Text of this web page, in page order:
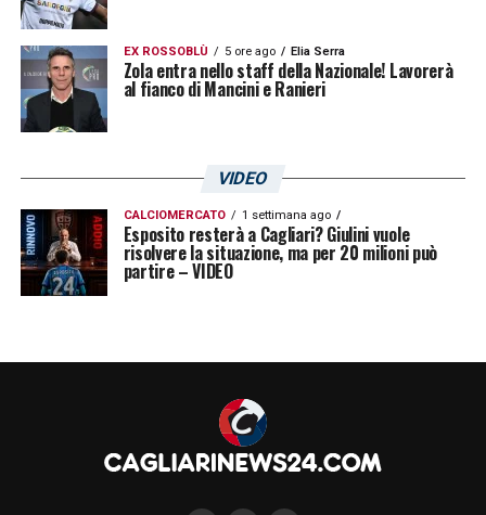
EX ROSSOBLÙ 5 ore ago Elia Serra
Zola entra nello staff della Nazionale! Lavorerà
al fianco di Mancini e Ranieri
VIDEO
CALCIOMERCATO 1 settimana ago
Esposito resterà a Cagliari? Giulini vuole
risolvere la situazione, ma per 20 milioni può
partire – VIDEO